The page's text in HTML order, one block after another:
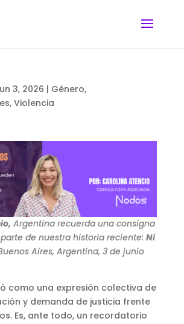
3, 2026 | Género,
, Violencia
Argentina recuerda una consigna
de nuestra historia reciente: Ni
Aires, Argentina, 3 de junio
como una expresión colectiva de
y demanda de justicia frente
Es, ante todo, un recordatorio